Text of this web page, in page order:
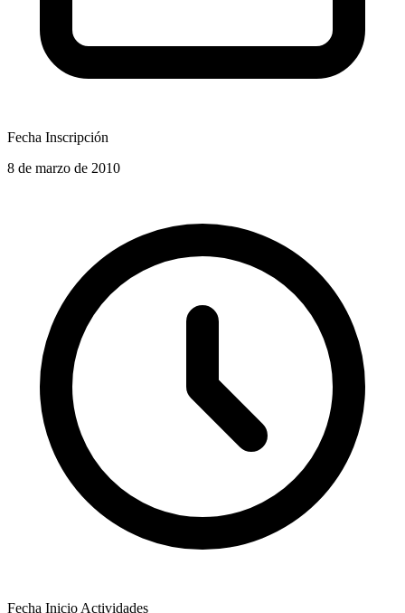
Fecha Inscripción
8 de marzo de 2010
Fecha Inicio Actividades